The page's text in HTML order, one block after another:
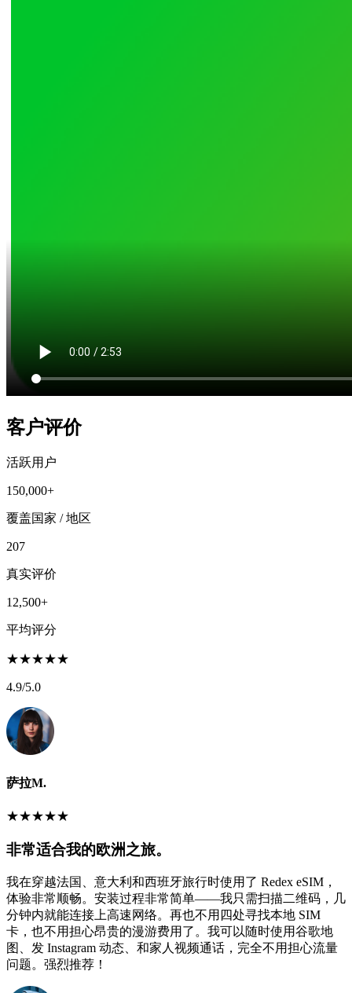
客户评价
活跃用户
150,000+
覆盖国家 / 地区
207
真实评价
12,500+
平均评分
★★★★★
4.9/5.0
萨拉M.
★★★★★
非常适合我的欧洲之旅。
我在穿越法国、意大利和西班牙旅行时使用了 Redex eSIM，
体验非常顺畅。安装过程非常简单——我只需扫描二维码，几
分钟内就能连接上高速网络。再也不用四处寻找本地 SIM
卡，也不用担心昂贵的漫游费用了。我可以随时使用谷歌地
图、发 Instagram 动态、和家人视频通话，完全不用担心流量
问题。强烈推荐！